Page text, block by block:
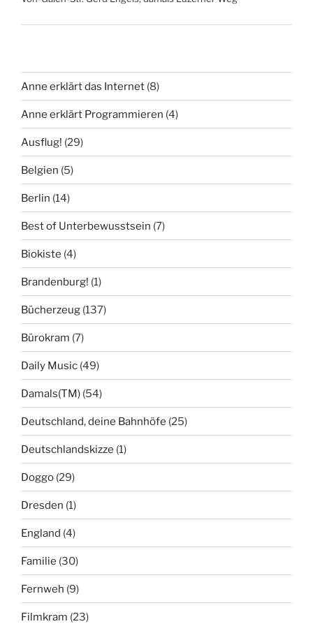
Anne erklärt das Internet (8)
Anne erklärt Programmieren (4)
Ausflug! (29)
Belgien (5)
Berlin (14)
Best of Unterbewusstsein (7)
Biokiste (4)
Brandenburg! (1)
Bücherzeug (137)
Bürokram (7)
Daily Music (49)
Damals(TM) (54)
Deutschland, deine Bahnhöfe (25)
Deutschlandskizze (1)
Doggo (29)
Dresden (1)
England (4)
Familie (30)
Fernweh (9)
Filmkram (23)